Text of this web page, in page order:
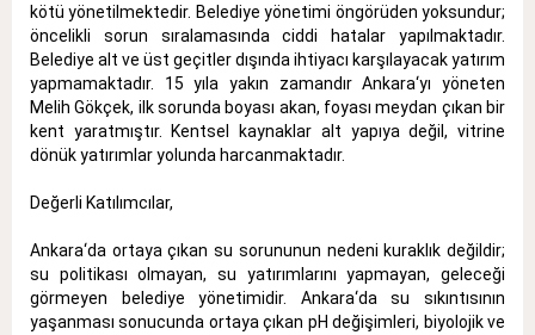
kötü yönetilmektedir. Belediye yönetimi öngörüden yoksundur;
öncelikli sorun sıralamasında ciddi hatalar yapılmaktadır.
Belediye alt ve üst geçitler dışında ihtiyacı karşılayacak yatırım
yapmamaktadır. 15 yıla yakın zamandır Ankara‘yı yöneten
Melih Gökçek, ilk sorunda boyası akan, foyası meydan çıkan bir
kent yaratmıştır. Kentsel kaynaklar alt yapıya değil, vitrine
dönük yatırımlar yolunda harcanmaktadır.
Değerli Katılımcılar,
Ankara‘da ortaya çıkan su sorununun nedeni kuraklık değildir;
su politikası olmayan, su yatırımlarını yapmayan, geleceği
görmeyen belediye yönetimidir. Ankara‘da su sıkıntısının
yaşanması sonucunda ortaya çıkan pH değişimleri, biyolojik ve